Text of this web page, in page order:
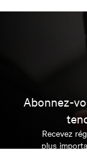
Abonnez-
Recevez
plus